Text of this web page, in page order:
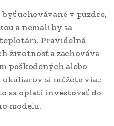
uchovávané v puzdre,
a nemali by sa
Pravidelná
životnosť a zachováva
poškodených alebo
si môžete viac
sa oplatí investovať do
modelu.